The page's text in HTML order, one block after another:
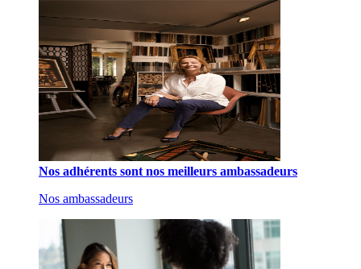
Nos adhérents sont nos meilleurs ambassadeurs
Nos ambassadeurs